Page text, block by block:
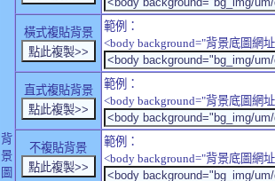
背
景
圖
橫式複貼背景
範例：
<body background="背景底圖網
直式複貼背景
範例：
<body background="背景底圖網
不複貼背景
範例：
<body background="背景底圖網